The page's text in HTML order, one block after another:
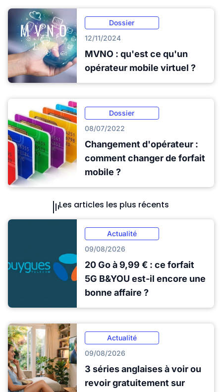
Dossier
12/11/2024
MVNO : qu'est ce qu'un
opérateur mobile virtuel ?
Dossier
08/07/2022
Changement d'opérateur :
comment changer de forfait
mobile ?
Les articles les plus récents
Actualité
09/08/2026
20 Go à 9,99 € : ce forfait
5G B&YOU est-il encore une
bonne affaire ?
Actualité
09/08/2026
3 séries anglaises à voir ou
revoir gratuitement sur